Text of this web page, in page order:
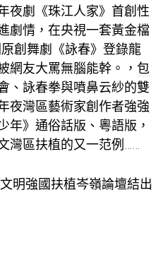
夜劇《珠江人家》首創性
劇情，在央視一套黃金檔
創舞劇《詠春》登錄龍
網友大罵無腦能幹。， 包
、詠春拳與噴鼻云紗的雙
夜灣區藝術家創作者強強
年》通俗話版、粵語版，
灣區扶植的又一范例……
明強國扶植岑嶺論壇結出